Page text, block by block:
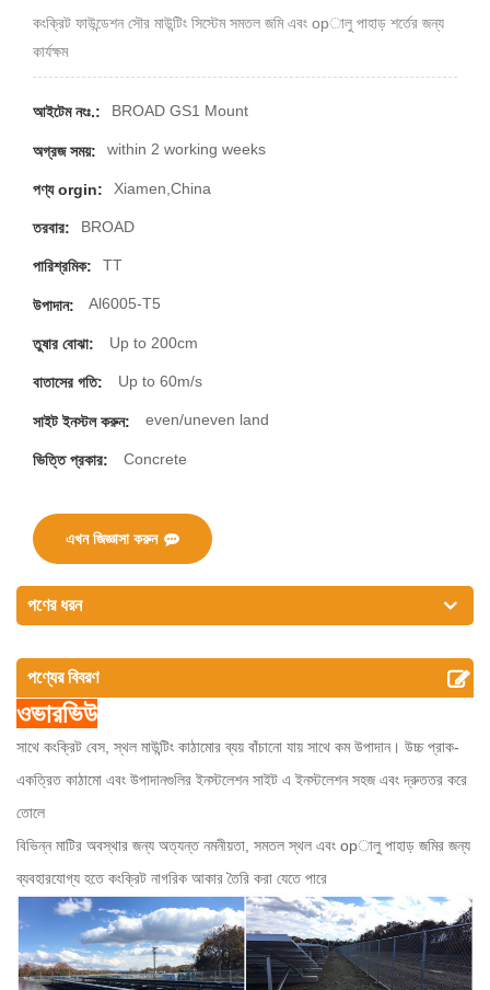
কংক্রিট ফাউন্ডেশন সৌর মাউন্টিং সিস্টেম সমতল জমি এবং opালু পাহাড় শর্তের জন্য
কার্যক্ষম
আইটেম নংঃ.: BROAD GS1 Mount
অগ্রজ সময়: within 2 working weeks
পণ্য orgin: Xiamen,China
তরবার: BROAD
পারিশ্রমিক: TT
উপাদান: Al6005-T5
তুষার বোঝা: Up to 200cm
বাতাসের গতি: Up to 60m/s
সাইট ইনস্টল করুন: even/uneven land
ভিত্তি প্রকার: Concrete
এখন জিজ্ঞাসা করুন
পণের ধরন
পণ্যের বিবরণ
ওভারভিউ
সাথে কংক্রিট বেস, স্থল মাউন্টিং কাঠামোর ব্যয় বাঁচানো যায় সাথে কম উপাদান। উচ্চ প্রাক-
একত্রিত কাঠামো এবং উপাদানগুলির ইনস্টলেশন সাইট এ ইনস্টলেশন সহজ এবং দ্রুততর করে
তোলে
বিভিন্ন মাটির অবস্থার জন্য অত্যন্ত নমনীয়তা, সমতল স্থল এবং opালু পাহাড় জমির জন্য
ব্যবহারযোগ্য হতে কংক্রিট নাগরিক আকার তৈরি করা যেতে পারে